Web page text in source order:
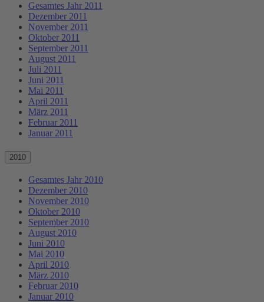
Gesamtes Jahr 2011
Dezember 2011
November 2011
Oktober 2011
September 2011
August 2011
Juli 2011
Juni 2011
Mai 2011
April 2011
März 2011
Februar 2011
Januar 2011
2010
Gesamtes Jahr 2010
Dezember 2010
November 2010
Oktober 2010
September 2010
August 2010
Juni 2010
Mai 2010
April 2010
März 2010
Februar 2010
Januar 2010